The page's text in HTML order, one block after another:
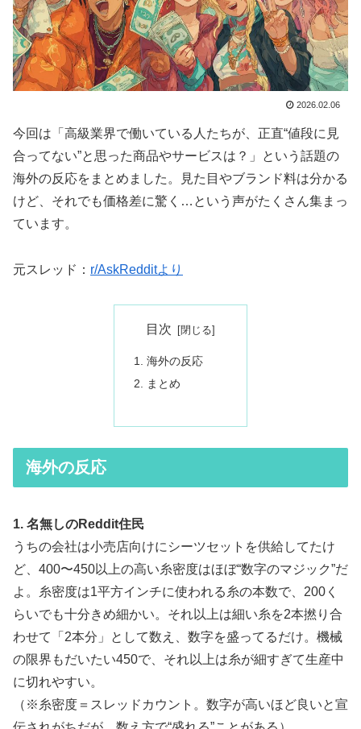
2026.02.06
今回は「高級業界で働いている人たちが、正直“値段に見
合ってない”と思った商品やサービスは？」という話題の
海外の反応をまとめました。見た目やブランド料は分かる
けど、それでも価格差に驚く…という声がたくさん集まっ
ています。
元スレッド： r/AskRedditより
目次
海外の反応
まとめ
海外の反応
1. 名無しのReddit住民
うちの会社は小売店向けにシーツセットを供給してたけ
ど、400〜450以上の高い糸密度はほぼ“数字のマジック”だ
よ。糸密度は1平方インチに使われる糸の本数で、200く
らいでも十分きめ細かい。それ以上は細い糸を2本撚り合
わせて「2本分」として数え、数字を盛ってるだけ。機械
の限界もだいたい450で、それ以上は糸が細すぎて生産中
に切れやすい。
（※糸密度＝スレッドカウント。数字が高いほど良いと宣